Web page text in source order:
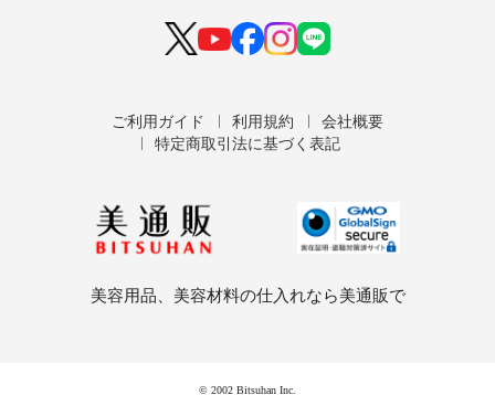
ご利用ガイド 利用規約
会社概要
特定商取引法に基づく表記
美容用品、美容材料の仕入れなら美通販で
© 2002 Bitsuhan Inc.